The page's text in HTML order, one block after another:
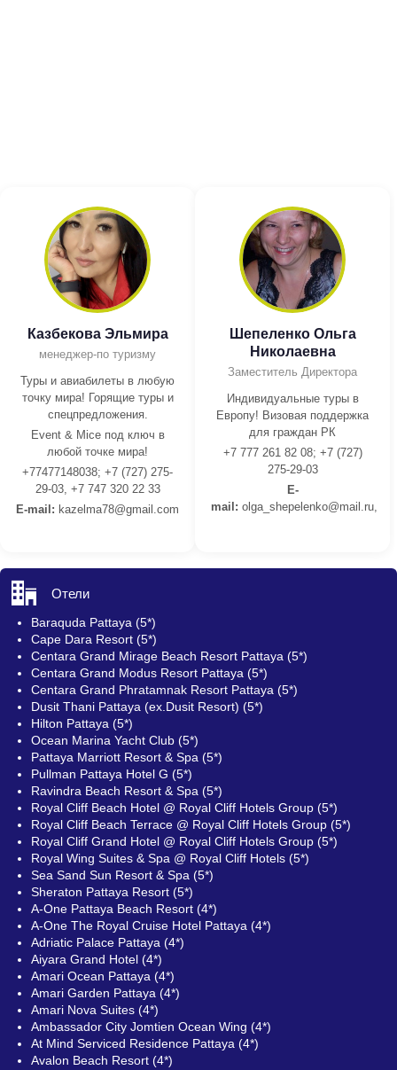
Казбекова Эльмира
менеджер-по туризму
Туры и авиабилеты в любую
точку мира! Горящие туры и
спецпредложения.
Event & Mice под ключ в
любой точке мира!
+77477148038; +7 (727) 275-
29-03, +7 747 320 22 33
E-mail: kazelma78@gmail.com
Шепеленко Ольга
Николаевна
Заместитель Директора
Индивидуальные туры в
Европу! Визовая поддержка
для граждан РК
+7 777 261 82 08; +7 (727)
275-29-03
E-
mail: olga_shepelenko@mail.ru,
Отели
Baraquda Pattaya (5*)
Cape Dara Resort (5*)
Centara Grand Mirage Beach Resort Pattaya (5*)
Centara Grand Modus Resort Pattaya (5*)
Centara Grand Phratamnak Resort Pattaya (5*)
Dusit Thani Pattaya (ex.Dusit Resort) (5*)
Hilton Pattaya (5*)
Ocean Marina Yacht Club (5*)
Pattaya Marriott Resort & Spa (5*)
Pullman Pattaya Hotel G (5*)
Ravindra Beach Resort & Spa (5*)
Royal Cliff Beach Hotel @ Royal Cliff Hotels Group (5*)
Royal Cliff Beach Terrace @ Royal Cliff Hotels Group (5*)
Royal Cliff Grand Hotel @ Royal Cliff Hotels Group (5*)
Royal Wing Suites & Spa @ Royal Cliff Hotels (5*)
Sea Sand Sun Resort & Spa (5*)
Sheraton Pattaya Resort (5*)
A-One Pattaya Beach Resort (4*)
A-One The Royal Cruise Hotel Pattaya (4*)
Adriatic Palace Pattaya (4*)
Aiyara Grand Hotel (4*)
Amari Ocean Pattaya (4*)
Amari Garden Pattaya (4*)
Amari Nova Suites (4*)
Ambassador City Jomtien Ocean Wing (4*)
At Mind Serviced Residence Pattaya (4*)
Avalon Beach Resort (4*)